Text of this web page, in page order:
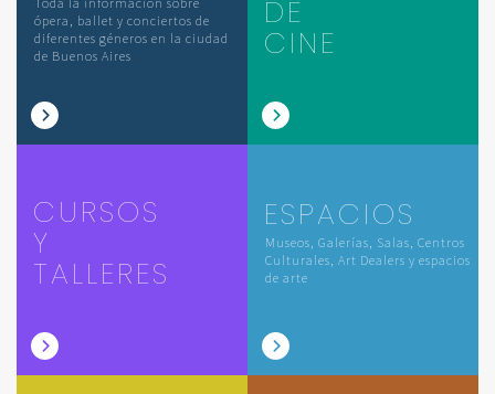
ópera, ballet y conciertos de
diferentes géneros en la ciudad
de Buenos Aires
DE
CINE
CURSOS
Y
TALLERES
ESPACIOS
Museos, Galerías, Salas, Centros
Culturales, Art Dealers y espacios
de arte